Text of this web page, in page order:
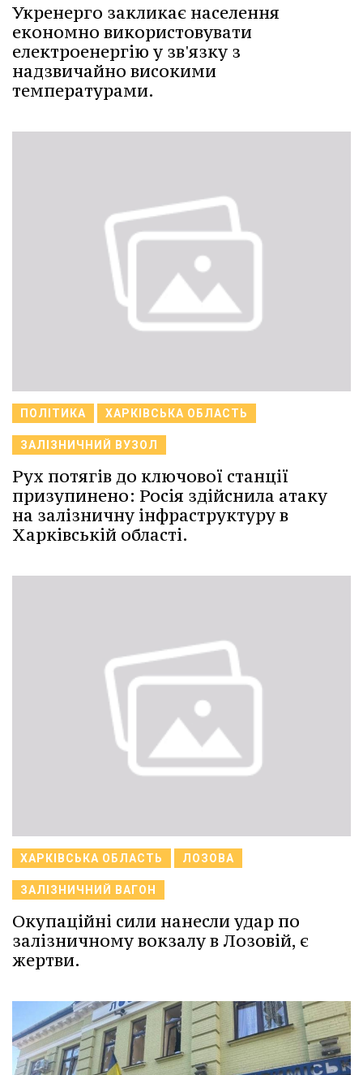
Укренерго закликає населення
економно використовувати
електроенергію у зв'язку з
надзвичайно високими
температурами.
ПОЛІТИКА ХАРКІВСЬКА ОБЛАСТЬ
ЗАЛІЗНИЧНИЙ ВУЗОЛ
Рух потягів до ключової станції
призупинено: Росія здійснила атаку
на залізничну інфраструктуру в
Харківській області.
ХАРКІВСЬКА ОБЛАСТЬ ЛОЗОВА
ЗАЛІЗНИЧНИЙ ВАГОН
Окупаційні сили нанесли удар по
залізничному вокзалу в Лозовій, є
жертви.